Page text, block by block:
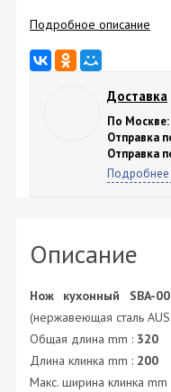
Подробное описание
Доставка
По Москве:
Отправка
Отправка
Подробнее
Описание
Нож кухонный SBA-
(нержавеющая сталь
Общая длина mm : 320
Длина клинка mm : 200
Макс. ширина клинка mm